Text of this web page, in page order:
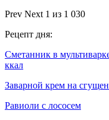
Prev Next 1 из 1 030
Рецепт дня:
Сметанник в
ккал
Заварной крем на
Равиоли с лососем